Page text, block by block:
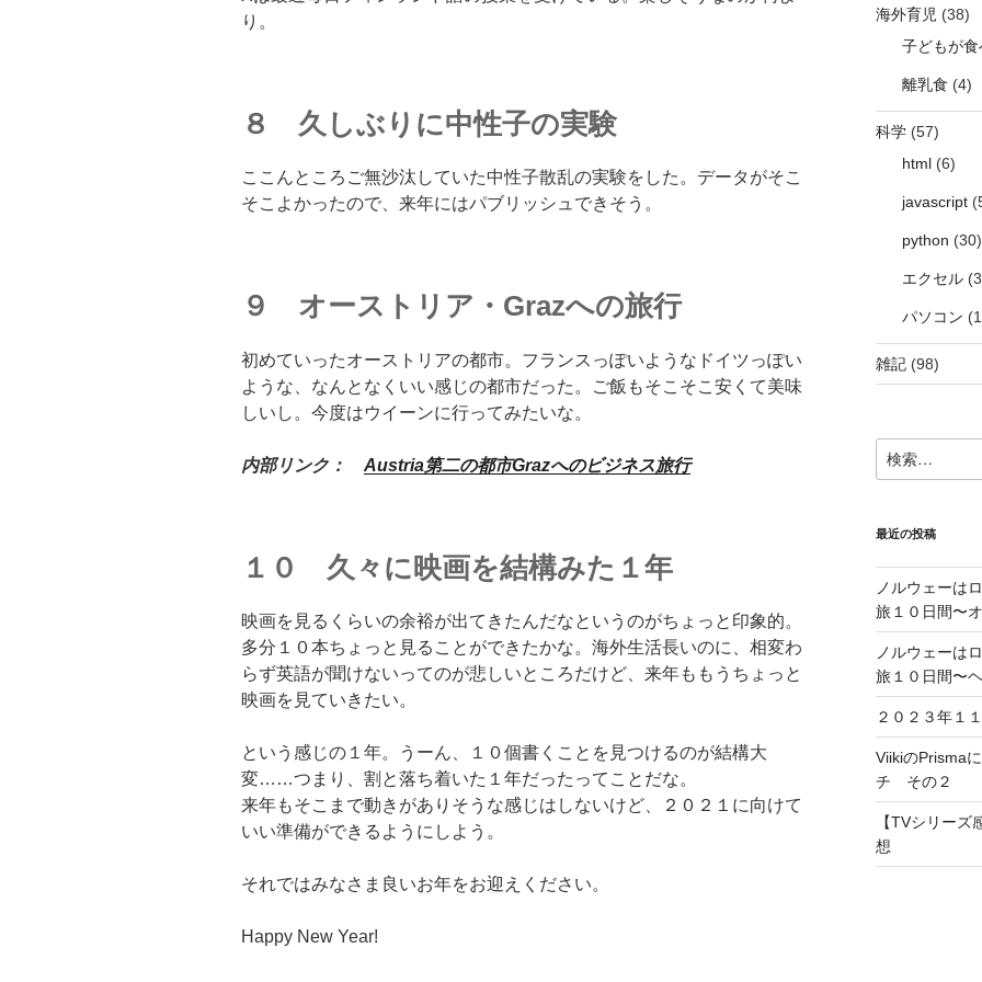
り。
８ 久しぶりに中性子の実験
ここんところご無沙汰していた中性子散乱の実験をした。データがそこ
そこよかったので、来年にはパブリッシュできそう。
９ オーストリア・Grazへの旅行
初めていったオーストリアの都市。フランスっぽいようなドイツっぽい
ような、なんとなくいい感じの都市だった。ご飯もそこそこ安くて美味
しいし。今度はウイーンに行ってみたいな。
内部リンク： Austria第二の都市Grazへのビジネス旅行
１０ 久々に映画を結構みた１年
映画を見るくらいの余裕が出てきたんだなというのがちょっと印象的。
多分１０本ちょっと見ることができたかな。海外生活長いのに、相変わ
らず英語が聞けないってのが悲しいところだけど、来年ももうちょっと
映画を見ていきたい。
という感じの１年。うーん、１０個書くことを見つけるのが結構大
変……つまり、割と落ち着いた１年だったってことだな。
来年もそこまで動きがありそうな感じはしないけど、２０２１に向けて
いい準備ができるようにしよう。
それではみなさま良いお年をお迎えください。
Happy New Year!
海外育児 (38)
子どもが食
離乳食 (4)
科学(57)
html(6)
javascript
python (30)
エクセル
パソコン
雑記(98)
検
最近の投稿
ノルウェーは
旅１０日間〜
ノルウェーは
旅１０日間〜
２０２３年１
ViikiのPrisma
チ その２
【TVシリー
想